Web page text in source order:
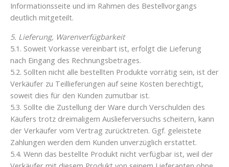
Informationsseite und im Rahmen des Bestellvorgangs
deutlich mitgeteilt.
5. Lieferung, Warenverfügbarkeit
5.1. Soweit Vorkasse vereinbart ist, erfolgt die Lieferung
nach Eingang des Rechnungsbetrages.
5.2. Sollten nicht alle bestellten Produkte vorrätig sein, ist der
Verkäufer zu Teillieferungen auf seine Kosten berechtigt,
soweit dies für den Kunden zumutbar ist.
5.3. Sollte die Zustellung der Ware durch Verschulden des
Käufers trotz dreimaligem Auslieferversuchs scheitern, kann
der Verkäufer vom Vertrag zurücktreten. Ggf. geleistete
Zahlungen werden dem Kunden unverzüglich erstattet.
5.4. Wenn das bestellte Produkt nicht verfügbar ist, weil der